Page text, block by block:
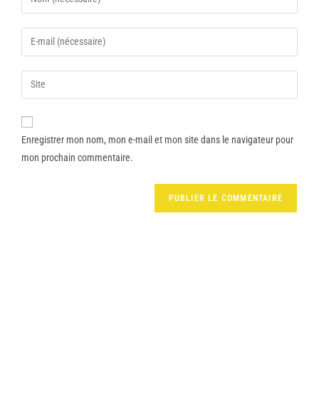
Enregistrer mon nom, mon e-mail et mon site dans le navigateur pour
mon prochain commentaire.